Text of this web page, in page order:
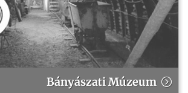
Bányászati Múzeum